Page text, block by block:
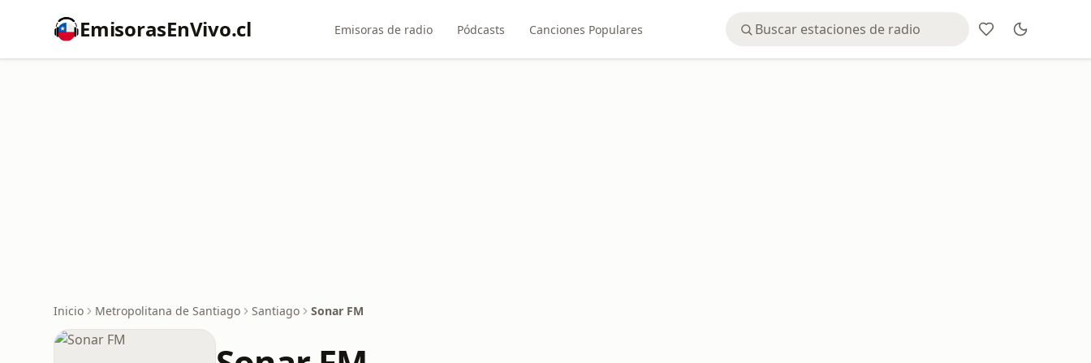
EmisorasEnVivo.cl Emisoras de radio Pódcasts Canciones Populares
Inicio Metropolitana de Santiago Santiago Sonar FM